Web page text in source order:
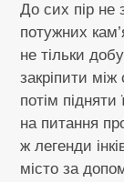
До сих пір не
потужних
не тільки
закріпити між
потім
на питання
ж легенди
місто за